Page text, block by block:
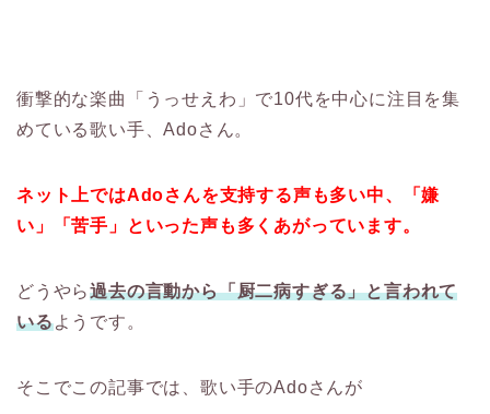
衝撃的な楽曲「うっせえわ」で10代を中心に注目を集
めている歌い手、Adoさん。
ネット上ではAdoさんを支持する声も多い中、「嫌
い」「苦手」といった声も多くあがっています。
どうやら過去の言動から「厨二病すぎる」と言われて
いるようです。
そこでこの記事では、歌い手のAdoさんが